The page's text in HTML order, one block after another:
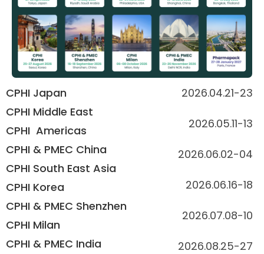
CPHI Japan
CPHI Middle East
CPHI Americas
CPHI & PMEC China
CPHI South East Asia
CPHI Korea
CPHI & PMEC Shenzhen
CPHI Milan
CPHI & PMEC India
2026.04.21-23
2026.05.11-13
2026.06.02-04
2026.06.16-18
2026.07.08-10
2026.08.25-27